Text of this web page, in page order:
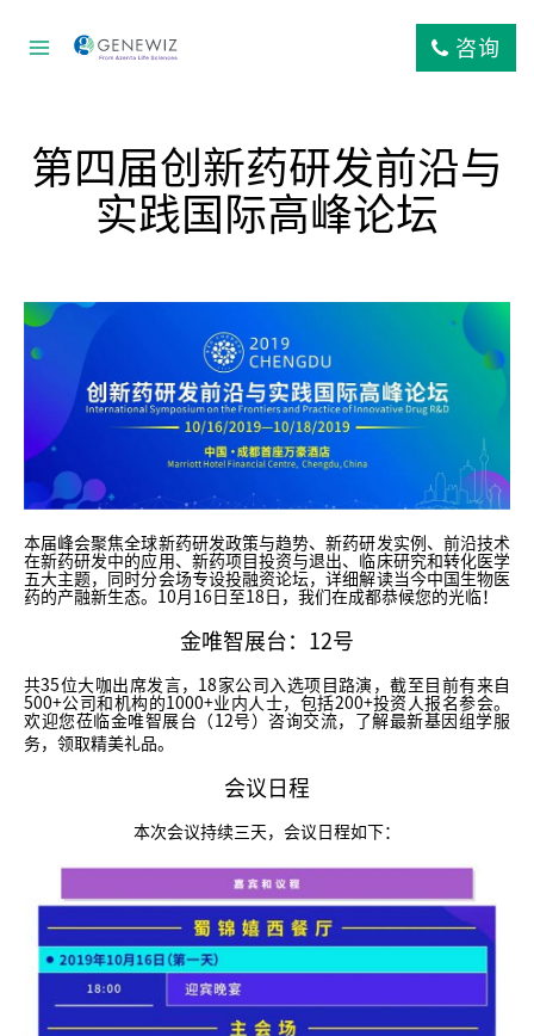
咨询
第四届创新药研发前沿与
实践国际高峰论坛
本届峰会聚焦全球新药研发政策与趋势、新药研发实例、前沿技术
在新药研发中的应用、新药项目投资与退出、临床研究和转化医学
五大主题，同时分会场专设投融资论坛，详细解读当今中国生物医
药的产融新生态。10月16日至18日，我们在成都恭候您的光临！
金唯智展台：12号
共35位大咖出席发言，18家公司入选项目路演，截至目前有来自
500+公司和机构的1000+业内人士，包括200+投资人报名参会。
欢迎您莅临金唯智展台（12号）咨询交流，了解最新基因组学服
务，领取精美礼品。
会议日程
本次会议持续三天，会议日程如下：